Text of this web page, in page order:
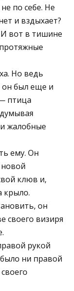
по себе. Не
и вздыхает?
И вот в тишине
Но ведь
он был еще и
птица
жалобные
ему. Он
новой
клюв и,
крыло.
он
своего визиря
рукой
ни правой